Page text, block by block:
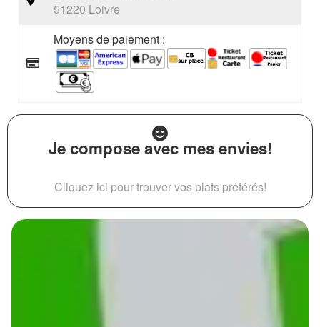
51220 Loivre
Moyens de paiement :
Je compose avec mes envies!
Cliquez ici pour trouver vos plats préférés!